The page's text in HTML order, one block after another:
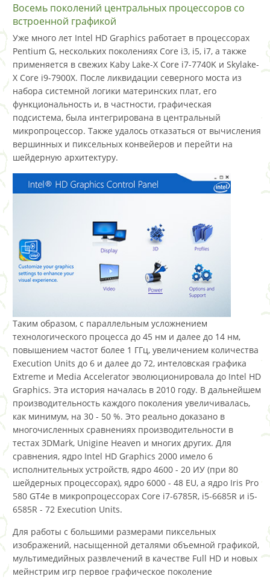
Восемь поколений центральных процессоров со
встроенной графикой
Уже много лет Intel HD Graphics работает в процессорах
Pentium G, нескольких поколениях Core i3, i5, i7, а также
применяется в свежих Kaby Lake-X Core i7-7740K и Skylake-
X Core i9-7900X. После ликвидации северного моста из
набора системной логики материнских плат, его
функциональность и, в частности, графическая
подсистема, была интегрирована в центральный
микропроцессор. Также удалось отказаться от вычисления
вершинных и пиксельных конвейеров и перейти на
шейдерную архитектуру.
Таким образом, с параллельным усложнением
технологического процесса до 45 нм и далее до 14 нм,
повышением частот более 1 ГГц, увеличением количества
Execution Units до 6 и далее до 72, интеловская графика
Extreme и Media Accelerator эволюционировала до Intel HD
Graphics. Эта история началась в 2010 году. В дальнейшем
производительность каждого поколения увеличивалась,
как минимум, на 30 - 50 %. Это реально доказано в
многочисленных сравнениях производительности в
тестах 3DMark, Unigine Heaven и многих других. Для
сравнения, ядро Intel HD Graphics 2000 имело 6
исполнительных устройств, ядро 4600 - 20 ИУ (при 80
шейдерных процессорах), ядро 6000 - 48 EU, а ядро Iris Pro
580 GT4e в микропроцессорах Core i7-6785R, i5-6685R и i5-
6585R - 72 Execution Units.
Для работы с большими размерами пиксельных
изображений, насыщенной деталями объемной графикой,
мультимедийных развлечений в качестве Full HD и новых
мейнстрим игр первое графическое поколение